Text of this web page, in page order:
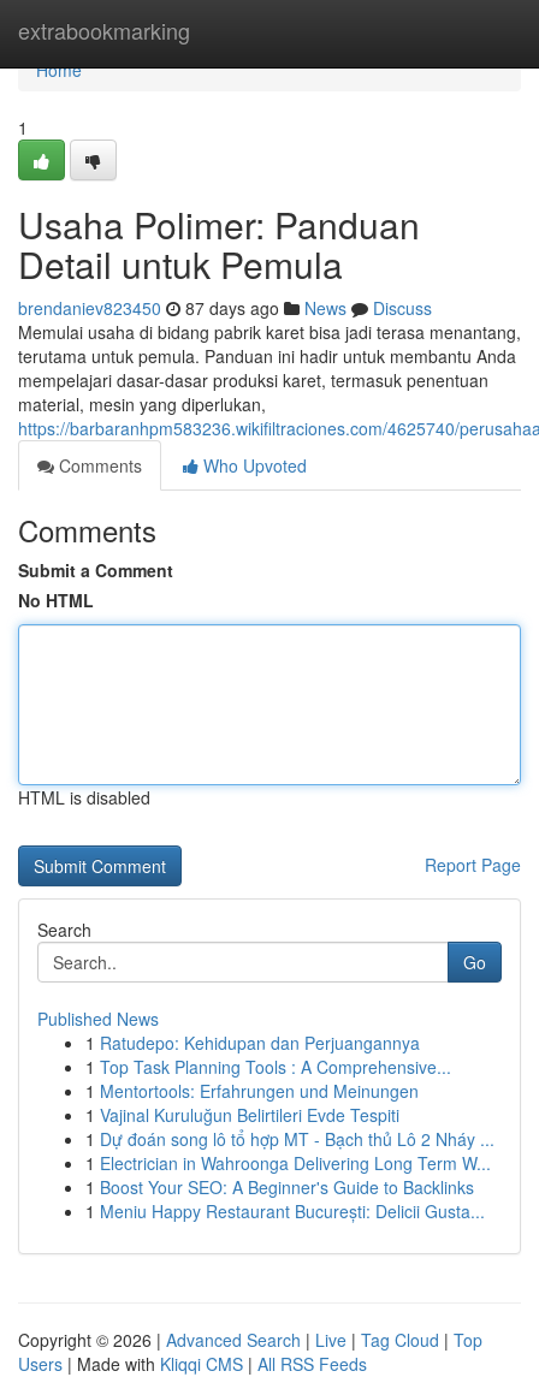
extrabookmarking
Home
Home
1
Usaha Polimer: Panduan
Detail untuk Pemula
brendaniev823450 87 days ago News
Discuss
Memulai usaha di bidang pabrik karet bisa jadi terasa menantang,
terutama untuk pemula. Panduan ini hadir untuk membantu Anda
mempelajari dasar-dasar produksi karet, termasuk penentuan
material, mesin yang diperlukan,
https://barbaranhpm583236.wikifiltraciones.com/4625740/
Comments
Who Upvoted
Comments
Submit a Comment
No HTML
HTML is disabled
Report Page
Search
Go
Published News
1 Ratudepo: Kehidupan dan Perjuangannya
1 Top Task Planning Tools : A Comprehensive...
1 Mentortools: Erfahrungen und Meinungen
1 Vajinal Kuruluğun Belirtileri Evde Tespiti
1 Dự đoán song lô tổ hợp MT - Bạch thủ Lô 2 Nháy ...
1 Electrician in Wahroonga Delivering Long Term W...
1 Boost Your SEO: A Beginner's Guide to Backlinks
1 Meniu Happy Restaurant București: Delicii Gusta...
Copyright © 2026 | Advanced Search | Live | Tag Cloud | Top
Users | Made with Kliqqi CMS | All RSS Feeds